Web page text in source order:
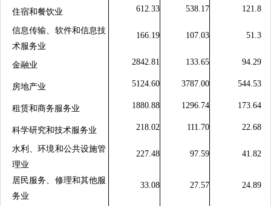
住宿和餐饮业 612.33 538.17 121.8
信息传输、软件和信息技
术服务业
166.19 107.03 51.3
金融业 2842.81 133.65 94.29
房地产业 5124.60 3787.00 544.53
租赁和商务服务业 1880.88 1296.74 173.64
科学研究和技术服务业 218.02 111.70 22.68
水利、环境和公共设施管
理业
227.48 97.59 41.82
居民服务、修理和其他服
务业
33.08 27.57 24.89